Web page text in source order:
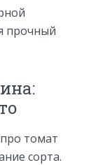
прочный
томат
сорта.